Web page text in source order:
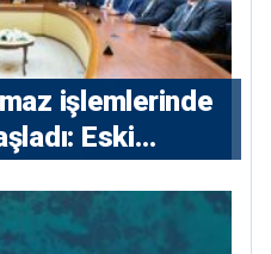
işlemlerinde
Eski